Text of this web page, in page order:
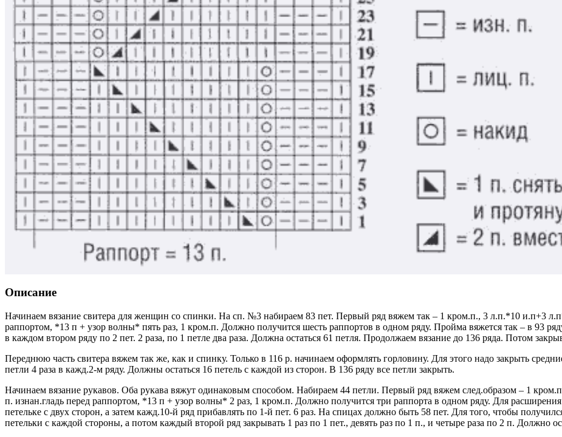
Описание
Начинаем вязание свитера для женщин со спинки. На сп. №3 набираем 83 пет. Первый ряд вяжем так – 1 кром.п., 3 л.п.*10 и.п+3
раппортом, *13 п + узор волны* пять раз, 1 кром.п. Должно получится шесть раппортов в одном ряду. Пройма вяжется так – в 93
в каждом втором ряду по 2 пет. 2 раза, по 1 петле два раза. Должна остаться 61 петля. Продолжаем вязание до 136 ряда. Потом
Переднюю часть свитера вяжем так же, как и спинку. Только в 116 р. начинаем оформлять горловину. Для этого надо закрыть
петли 4 раза в кажд.2-м ряду. Должны остаться 16 петель с каждой из сторон. В 136 ряду все петли закрыть.
Начинаем вязание рукавов. Оба рукава вяжут одинаковым способом. Набираем 44 петли. Первый ряд вяжем след.образом – 1
п. изнан.гладь перед раппортом, *13 п + узор волны* 2 раз, 1 кром.п. Должно получится три раппорта в одном ряду. Для
петельке с двух сторон, а затем кажд.10-й ряд прибавлять по 1-й пет. 6 раз. На спицах должно быть 58 пет. Для того, чтобы
петельки с каждой стороны, а потом каждый второй ряд закрывать 1 раз по 1 пет., девять раз по 1 п., и четыре раза по 2 п. Должно